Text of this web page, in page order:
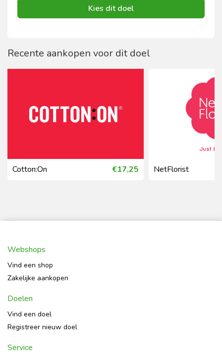
Kies dit doel
Recente aankopen voor dit doel
Cotton:On €17,25 NetFlorist
Webshops
Vind een shop
Zakelijke aankopen
Doelen
Vind een doel
Registreer nieuw doel
Service